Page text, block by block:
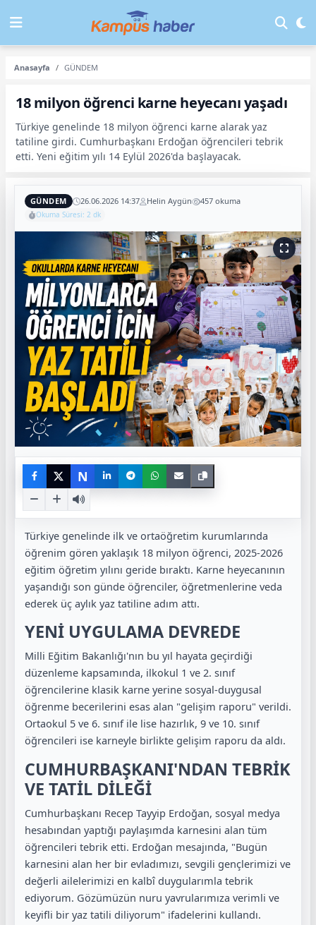
Anasayfa GÜNDEM
18 milyon öğrenci karne heyecanı yaşadı
Türkiye genelinde 18 milyon öğrenci karne alarak yaz
tatiline girdi. Cumhurbaşkanı Erdoğan öğrencileri tebrik
etti. Yeni eğitim yılı 14 Eylül 2026'da başlayacak.
GÜNDEM 26.06.2026 14:37 Helin Aygün 457 okuma
Okuma Süresi: 2 dk
N
Türkiye genelinde ilk ve ortaöğretim kurumlarında
öğrenim gören yaklaşık 18 milyon öğrenci, 2025-2026
eğitim öğretim yılını geride bıraktı. Karne heyecanının
yaşandığı son günde öğrenciler, öğretmenlerine veda
ederek üç aylık yaz tatiline adım attı.
YENİ UYGULAMA DEVREDE
Milli Eğitim Bakanlığı'nın bu yıl hayata geçirdiği
düzenleme kapsamında, ilkokul 1 ve 2. sınıf
öğrencilerine klasik karne yerine sosyal-duygusal
öğrenme becerilerini esas alan "gelişim raporu" verildi.
Ortaokul 5 ve 6. sınıf ile lise hazırlık, 9 ve 10. sınıf
öğrencileri ise karneyle birlikte gelişim raporu da aldı.
CUMHURBAŞKANI'NDAN TEBRİK
VE TATİL DİLEĞİ
Cumhurbaşkanı Recep Tayyip Erdoğan, sosyal medya
hesabından yaptığı paylaşımda karnesini alan tüm
öğrencileri tebrik etti. Erdoğan mesajında, "Bugün
karnesini alan her bir evladımızı, sevgili gençlerimizi ve
değerli ailelerimizi en kalbî duygularımla tebrik
ediyorum. Gözümüzün nuru yavrularımıza verimli ve
keyifli bir yaz tatili diliyorum" ifadelerini kullandı.